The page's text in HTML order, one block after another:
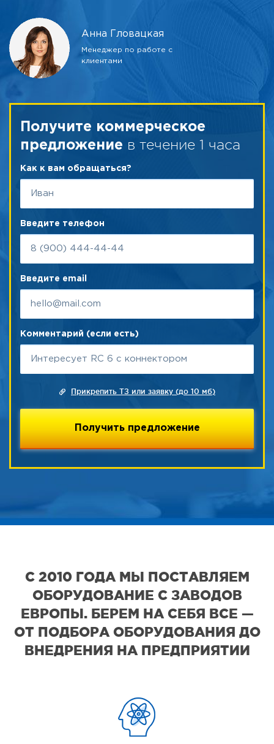
Анна Гловацкая
Менеджер по работе с
клиентами
Получите коммерческое
предложение в течение 1 часа
Как к вам обращаться?
Введите телефон
Введите email
Комментарий (если есть)
Прикрепить ТЗ или заявку (до 10 мб)
С 2010 ГОДА МЫ ПОСТАВЛЯЕМ
ОБОРУДОВАНИЕ С ЗАВОДОВ
ЕВРОПЫ. БЕРЕМ НА СЕБЯ ВСЕ —
ОТ ПОДБОРА ОБОРУДОВАНИЯ ДО
ВНЕДРЕНИЯ НА ПРЕДПРИЯТИИ